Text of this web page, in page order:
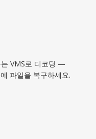
VMS로 디코딩 —
파일을 복구하세요.